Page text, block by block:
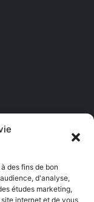
des fins de bon
d'analyse,
études marketing,
internet et de vous